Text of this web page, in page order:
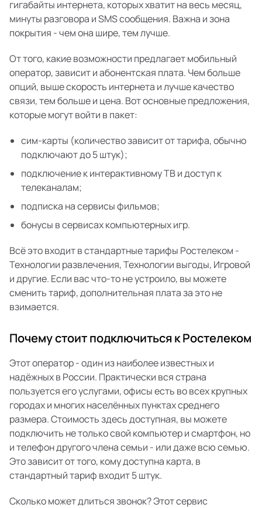
гигабайты интернета, которых хватит на весь месяц,
минуты разговора и SMS сообщения. Важна и зона
покрытия - чем она шире, тем лучше.
От того, какие возможности предлагает мобильный
оператор, зависит и абонентская плата. Чем больше
опций, выше скорость интернета и лучше качество
связи, тем больше и цена. Вот основные предложения,
которые могут войти в пакет:
сим-карты (количество зависит от тарифа, обычно
подключают до 5 штук);
подключение к интерактивному ТВ и доступ к
телеканалам;
подписка на сервисы фильмов;
бонусы в сервисах компьютерных игр.
Всё это входит в стандартные тарифы Ростелеком -
Технологии развлечения, Технологии выгоды, Игровой
и другие. Если вас что-то не устроило, вы можете
сменить тариф, дополнительная плата за это не
взимается.
Почему стоит подключиться к Ростелеком
Этот оператор - один из наиболее известных и
надёжных в России. Практически вся страна
пользуется его услугами, офисы есть во всех крупных
городах и многих населённых пунктах среднего
размера. Стоимость здесь доступная, вы можете
подключить не только свой компьютер и смартфон, но
и телефон другого члена семьи - или даже всю семью.
Это зависит от того, кому доступна карта, в
стандартный тариф входит 5 штук.
Сколько может длиться звонок? Этот сервис